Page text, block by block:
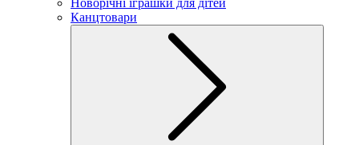
Новорічні іграшки для дітей
Канцтовари